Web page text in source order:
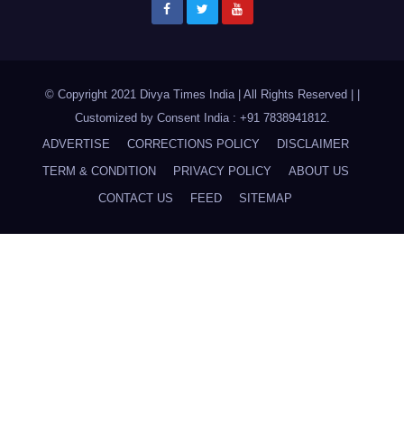
© Copyright 2021 Divya Times India | All Rights Reserved |
Customized by Consent India : +91 7838941812.
ADVERTISE
CORRECTIONS POLICY
DISCLAIMER
TERM & CONDITION
PRIVACY POLICY
ABOUT US
CONTACT US
FEED SITEMAP